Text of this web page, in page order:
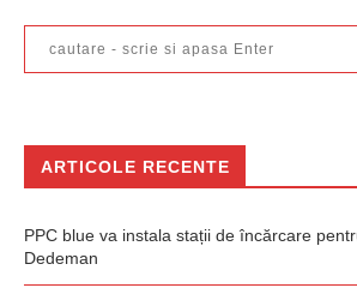
ARTICOLE RECENTE
PPC blue va instala stații de încărcare
Dedeman